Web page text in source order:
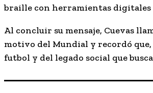
braille con herramientas
Al concluir su mensaje, Cuevas
motivo del Mundial y recordó
futbol y del legado social que